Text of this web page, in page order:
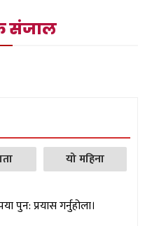
संजाल
यो महिना
पुन: प्रयास गर्नुहोला।